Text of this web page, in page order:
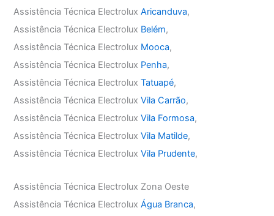
Assistência Técnica ElectroluxAricanduva,
Assistência Técnica Electrolux Belém,
Assistência Técnica Electrolux Mooca,
Assistência Técnica Electrolux Penha,
Assistência Técnica ElectroluxTatuapé,
Assistência Técnica ElectroluxVila Carrão,
Assistência Técnica ElectroluxVila Formosa,
Assistência Técnica ElectroluxVila Matilde,
Assistência Técnica ElectroluxVila Prudente,
Assistência Técnica Electrolux Zona Oeste
Assistência Técnica ElectroluxÁgua Branca,